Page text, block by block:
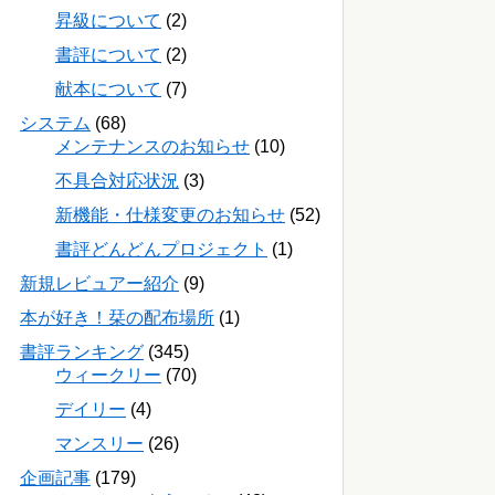
昇級について (2)
書評について (2)
献本について (7)
システム (68)
メンテナンスのお知らせ (10)
不具合対応状況 (3)
新機能・仕様変更のお知らせ (52)
書評どんどんプロジェクト (1)
新規レビュアー紹介 (9)
本が好き！栞の配布場所 (1)
書評ランキング (345)
ウィークリー (70)
デイリー (4)
マンスリー (26)
企画記事 (179)